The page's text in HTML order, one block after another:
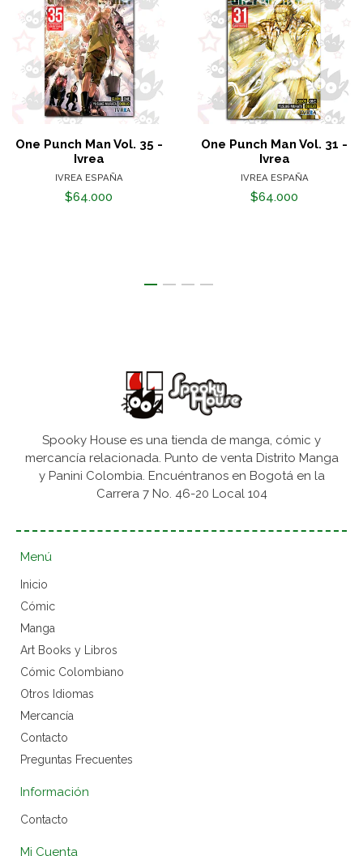
One Punch Man Vol. 35 -
Ivrea
IVREA ESPAÑA
$64.000
One Punch Man Vol. 31 -
Ivrea
IVREA ESPAÑA
$64.000
Spooky House es una tienda de manga, cómic y
mercancía relacionada. Punto de venta Distrito Manga
y Panini Colombia. Encuéntranos en Bogotá en la
Carrera 7 No. 46-20 Local 104
Menú
Inicio
Cómic
Manga
Art Books y Libros
Cómic Colombiano
Otros Idiomas
Mercancía
Contacto
Preguntas Frecuentes
Información
Contacto
Mi Cuenta